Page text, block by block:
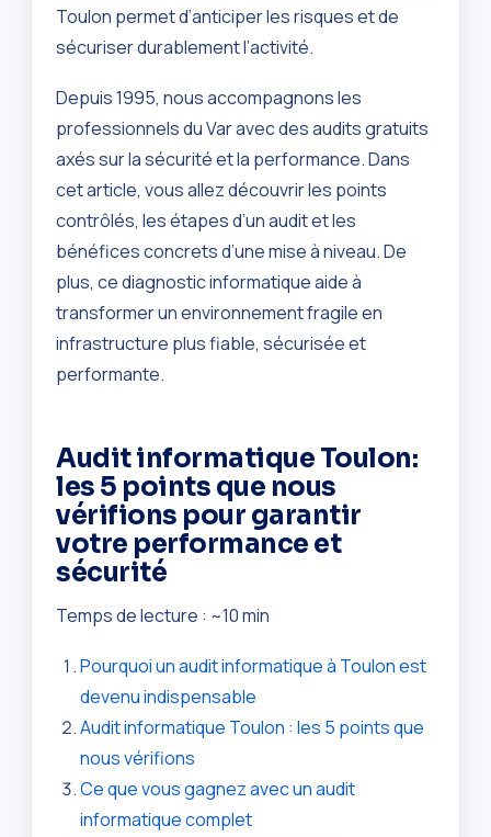
Toulon permet d’anticiper les risques et de
sécuriser durablement l’activité.
Depuis 1995, nous accompagnons les
professionnels du Var avec des audits gratuits
axés sur la sécurité et la performance. Dans
cet article, vous allez découvrir les points
contrôlés, les étapes d’un audit et les
bénéfices concrets d’une mise à niveau. De
plus, ce diagnostic informatique aide à
transformer un environnement fragile en
infrastructure plus fiable, sécurisée et
performante.
Audit informatique Toulon:
les 5 points que nous
vérifions pour garantir
votre performance et
sécurité
Temps de lecture : ~10 min
Pourquoi un audit informatique à Toulon est
devenu indispensable
Audit informatique Toulon : les 5 points que
nous vérifions
Ce que vous gagnez avec un audit
informatique complet